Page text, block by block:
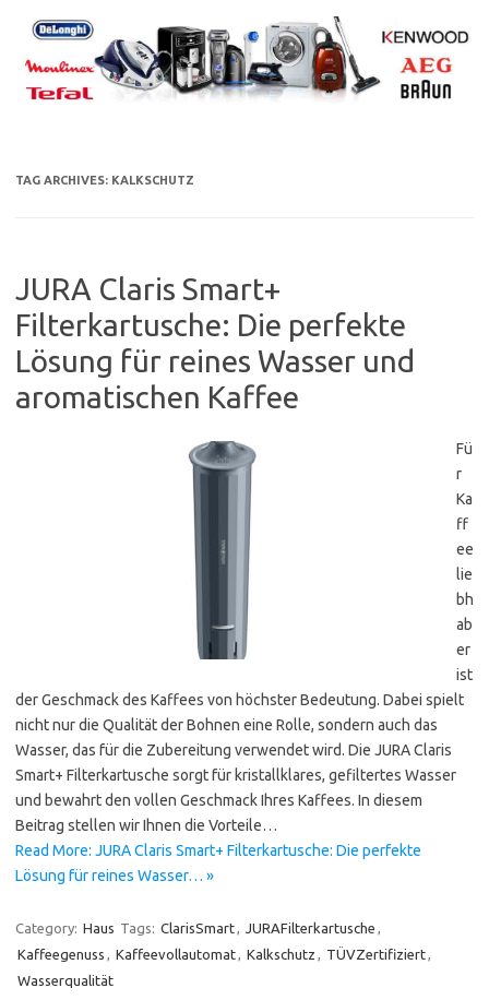
content
TAG ARCHIVES: KALKSCHUTZ
JURA Claris Smart+
Filterkartusche: Die perfekte
Lösung für reines Wasser und
aromatischen Kaffee
Fü
r
Ka
ff
ee
lie
bh
ab
er
ist
der Geschmack des Kaffees von höchster Bedeutung. Dabei spielt
nicht nur die Qualität der Bohnen eine Rolle, sondern auch das
Wasser, das für die Zubereitung verwendet wird. Die JURA Claris
Smart+ Filterkartusche sorgt für kristallklares, gefiltertes Wasser
und bewahrt den vollen Geschmack Ihres Kaffees. In diesem
Beitrag stellen wir Ihnen die Vorteile…
Read More: JURA Claris Smart+ Filterkartusche: Die perfekte
Lösung für reines Wasser… »
Category: Haus Tags: ClarisSmart, JURAFilterkartusche ,
Kaffeegenuss , Kaffeevollautomat, Kalkschutz , TÜVZertifiziert,
Wasserqualität